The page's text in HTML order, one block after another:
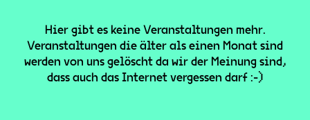
Hier gibt es keine Veranstaltungen mehr.
Veranstaltungen die älter als einen Monat sind
werden von uns gelöscht da wir der Meinung sind,
dass auch das Internet vergessen darf :-)